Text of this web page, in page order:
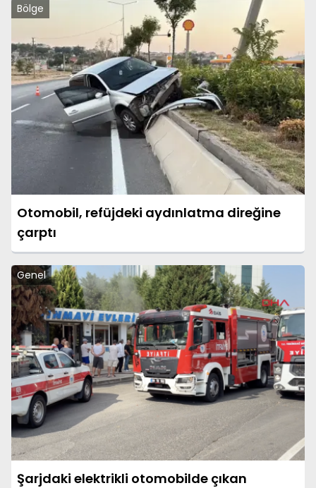
Bölge
Otomobil, refüjdeki aydınlatma direğine
çarptı
Genel
Şarjdaki elektrikli otomobilde çıkan